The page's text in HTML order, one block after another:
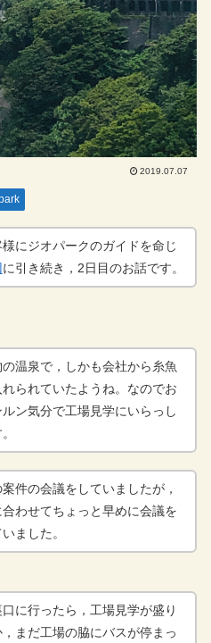
2019.07.07
にジオパークのガイドを命じ
に引き続き，2日目のお話です。
温泉で，しかも会社から糸魚
られていたようね。なのでお
ン気分で工場見学にいらっし
件の会議をしていましたが，
わせてちょっと早めに会議を
ました。
に行ったら，工場見学が盛り
，まだ工場の脇にバスが停まっ